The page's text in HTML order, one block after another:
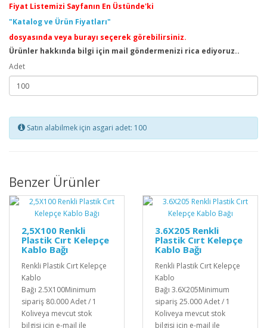
Fiyat Listemizi Sayfanın En Üstünde'ki
"Katalog ve Ürün Fiyatları"
dosyasında veya burayı seçerek görebilirsiniz.
Ürünler hakkında bilgi için mail göndermenizi rica ediyoruz..
Adet
Satın alabilmek için asgari adet: 100
Benzer Ürünler
2,5X100 Renkli
Plastik Cırt Kelepçe
Kablo Bağı
Renkli Plastik Cırt Kelepçe
Kablo
Bağı 2.5X100Minimum
sipariş 80.000 Adet / 1
Koliveya mevcut stok
bilgisi için e-mail ile
3.6X205 Renkli
Plastik Cırt Kelepçe
Kablo Bağı
Renkli Plastik Cırt Kelepçe
Kablo
Bağı 3.6X205Minimum
sipariş 25.000 Adet / 1
Koliveya mevcut stok
bilgisi için e-mail ile